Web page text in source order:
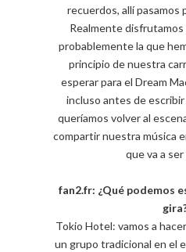
recuerdos, allí pasamos
Realmente
probablemente la que
principio de nuestra
esperar para el Dream
incluso antes de
queríamos volver al
compartir nuestra música
que va a
fan2.fr: ¿Qué podemos
Tokio Hotel: vamos a
un grupo tradicional en el